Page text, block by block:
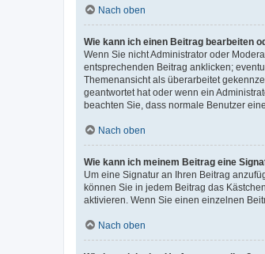
Nach oben
Wie kann ich einen Beitrag bearbeiten
Wenn Sie nicht Administrator oder
entsprechenden Beitrag anklicken;
Themenansicht als überarbeitet
geantwortet hat oder wenn ein
beachten Sie, dass normale Benutzer
Nach oben
Wie kann ich meinem Beitrag eine
Um eine Signatur an Ihren Beitrag
können Sie in jedem Beitrag das
aktivieren. Wenn Sie einen einzelnen
Nach oben